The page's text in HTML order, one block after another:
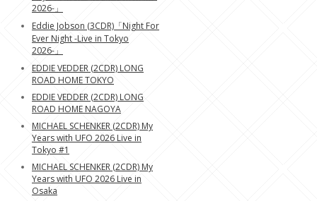
2026-」
Eddie Jobson (3CDR)「Night For
Ever Night -Live in Tokyo
2026-」
EDDIE VEDDER (2CDR) LONG
ROAD HOME TOKYO
EDDIE VEDDER (2CDR) LONG
ROAD HOME NAGOYA
MICHAEL SCHENKER (2CDR) My
Years with UFO 2026 Live in
Tokyo #1
MICHAEL SCHENKER (2CDR) My
Years with UFO 2026 Live in
Osaka